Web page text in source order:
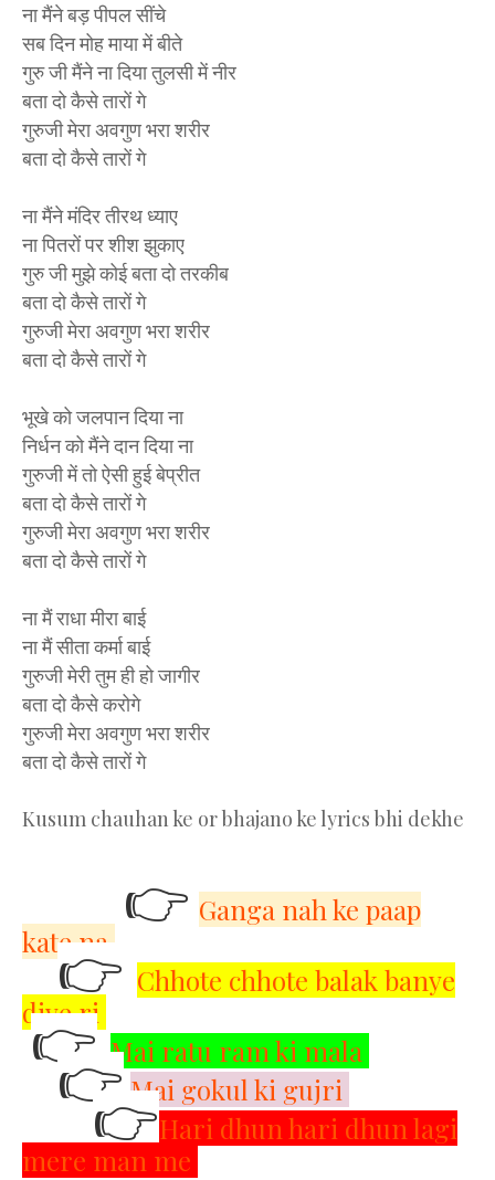
ना मैंने बड़ पीपल सींचे
सब दिन मोह माया में बीते
गुरु जी मैंने ना दिया तुलसी में नीर
बता दो कैसे तारों गे
गुरुजी मेरा अवगुण भरा शरीर
बता दो कैसे तारों गे
ना मैंने मंदिर तीरथ ध्याए
ना पितरों पर शीश झुकाए
गुरु जी मुझे कोई बता दो तरकीब
बता दो कैसे तारों गे
गुरुजी मेरा अवगुण भरा शरीर
बता दो कैसे तारों गे
भूखे को जलपान दिया ना
निर्धन को मैंने दान दिया ना
गुरुजी में तो ऐसी हुई बेप्रीत
बता दो कैसे तारों गे
गुरुजी मेरा अवगुण भरा शरीर
बता दो कैसे तारों गे
ना मैं राधा मीरा बाई
ना मैं सीता कर्मा बाई
गुरुजी मेरी तुम ही हो जागीर
बता दो कैसे करोगे
गुरुजी मेरा अवगुण भरा शरीर
बता दो कैसे तारों गे
Kusum chauhan ke or bhajano ke lyrics bhi dekhe
👉 Ganga nah ke paap
kate na
👉 Chhote chhote balak banye
diye ri
👉 Mai ratu ram ki mala
👉 Mai gokul ki gujri
👉Hari dhun hari dhun lagi
mere man me